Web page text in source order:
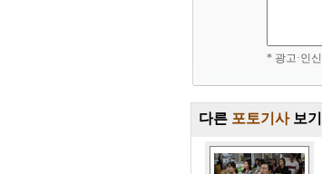
* 광고·인
다른 포토기사보기